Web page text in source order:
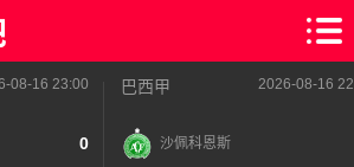
08-16 23:00
0
巴西甲 2026-08-16
沙佩科恩斯